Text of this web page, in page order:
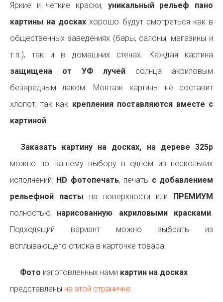
Яркие и четкие краски, уникальный рельеф пано
картины на досках хорошо будут смотреться как в
общественных заведениях (бары, салоны, магазины и
т.п.), так и в домашних стенах. Каждая картина
защищена от УФ лучей солнца акриловым
безвредным лаком. Монтаж картины не составит
хлопот, так как крепления поставляются вместе с
картиной.
Заказать картину на досках, на дереве 325p
можно по вашему выбору в одном из нескольких
исполнений: HD фотопечать, печать с добавлением
рельефной пасты на поверхности или ПРЕМИУМ
полностью нарисованную акриловыми красками.
Подходящий вариант можно выбрать из
всплывающего списка в карточке товара.
Фото изготовленных нами картин на досках
представлены на этой страничке.